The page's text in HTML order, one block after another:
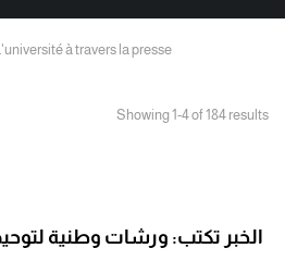
à travers la presse
Showing 1-4 of 184 results
الخبر تكتب: ورشات وطنية